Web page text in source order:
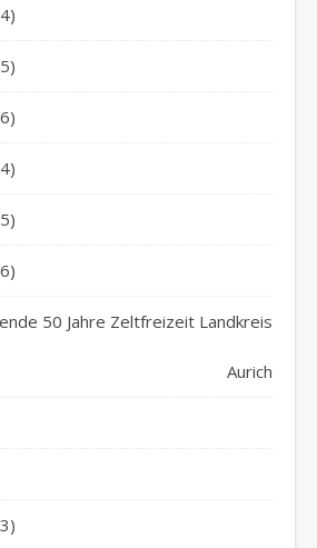
50 Jahre Zeltfreizeit Landkreis
Aurich